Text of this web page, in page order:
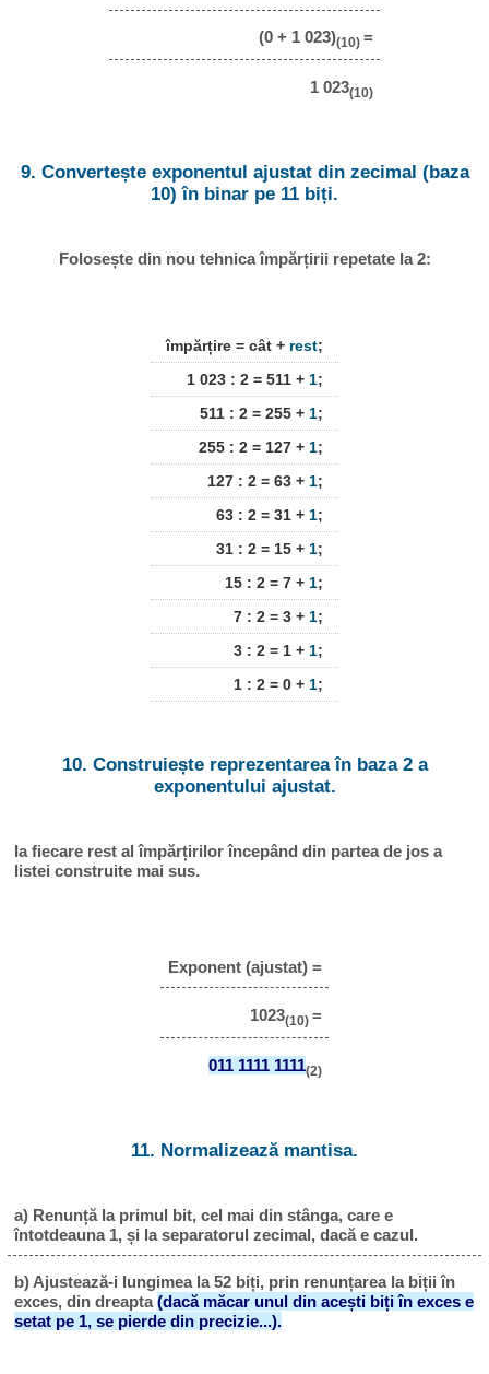
(0 + 1 023)(10) =
1 023(10)
9. Convertește exponentul ajustat din zecimal (baza
10) în binar pe 11 biți.
Folosește din nou tehnica împărțirii repetate la 2:
împărțire = cât + rest;
1 023 : 2 = 511 + 1;
511 : 2 = 255 + 1;
255 : 2 = 127 + 1;
127 : 2 = 63 + 1;
63 : 2 = 31 + 1;
31 : 2 = 15 + 1;
15 : 2 = 7 + 1;
7 : 2 = 3 + 1;
3 : 2 = 1 + 1;
1 : 2 = 0 + 1;
10. Construiește reprezentarea în baza 2 a
exponentului ajustat.
Ia fiecare rest al împărțirilor începând din partea de jos a
listei construite mai sus.
Exponent (ajustat) =
1023(10) =
011 1111 1111(2)
11. Normalizează mantisa.
a) Renunță la primul bit, cel mai din stânga, care e
întotdeauna 1, și la separatorul zecimal, dacă e cazul.
b) Ajustează-i lungimea la 52 biți, prin renunțarea la biții în
exces, din dreapta(dacă măcar unul din acești biți în exces e
setat pe 1, se pierde din precizie...).